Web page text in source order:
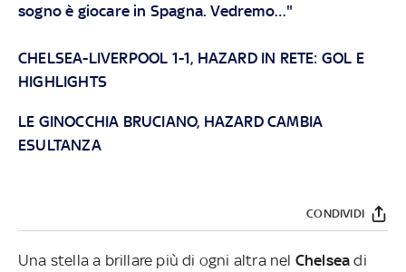
sogno è giocare in Spagna. Vedremo…"
CHELSEA-LIVERPOOL 1-1, HAZARD IN RETE: GOL E
HIGHLIGHTS
LE GINOCCHIA BRUCIANO, HAZARD CAMBIA
ESULTANZA
CONDIVIDI
Una stella a brillare più di ogni altra nel Chelsea di